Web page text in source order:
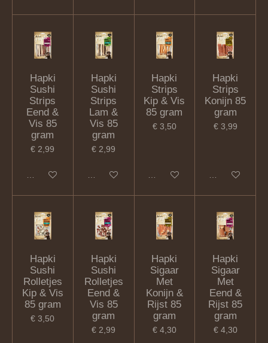
Hapki
Sushi
Strips
Eend &
Vis 85
gram
€ 2,99
In winkelwagen
Hapki
Sushi
Strips
Lam &
Vis 85
gram
€ 2,99
In winkelwagen
Hapki
Strips
Kip & Vis
85 gram
€ 3,50
In winkelwagen
Hapki
Strips
Konijn 85
gram
€ 3,99
In winkelwagen
Hapki
Sushi
Rolletjes
Kip & Vis
85 gram
€ 3,50
Hapki
Sushi
Rolletjes
Eend &
Vis 85
gram
€ 2,99
Hapki
Sigaar
Met
Konijn &
Rijst 85
gram
€ 4,30
Hapki
Sigaar
Met
Eend &
Rijst 85
gram
€ 4,30